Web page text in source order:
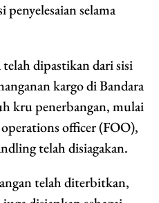
penyelesaian selama
dipastikan dari sisi
kargo di Bandara
kru penerbangan, mulai
officer (FOO),
telah disiagakan.
telah diterbitkan,